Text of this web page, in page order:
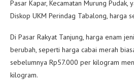
Pasar Kapar, Kecamatan Murung Pudak,
Diskop UKM Perindag Tabalong, harga
Di Pasar Rakyat Tanjung, harga enam
berubah, seperti harga cabai merah
sebelumnya Rp57.000 per kilogram
kilogram.